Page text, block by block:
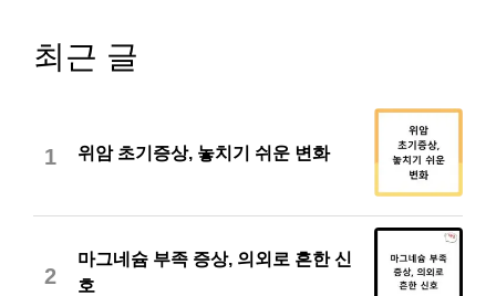
최근 글
1 위암 초기증상, 놓치기 쉬운 변화
2
마그네슘 부족 증상, 의외로 흔한 신
호